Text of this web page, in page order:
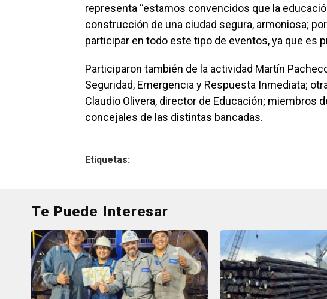
representa “estamos convencidos que la
construcción de una ciudad segura, armoniosa;
participar en todo este tipo de eventos, ya que es
Participaron también de la actividad Martín
Seguridad, Emergencia y Respuesta Inmediata;
Claudio Olivera, director de Educación; miembros
concejales de las distintas bancadas.
Etiquetas:
Te Puede Interesar